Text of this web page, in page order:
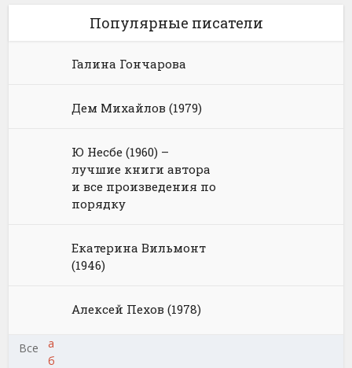
Популярные писатели
Галина Гончарова
Дем Михайлов (1979)
Ю Несбе (1960) –
лучшие книги автора
и все произведения по
порядку
Екатерина Вильмонт
(1946)
Алексей Пехов (1978)
Все
а
б